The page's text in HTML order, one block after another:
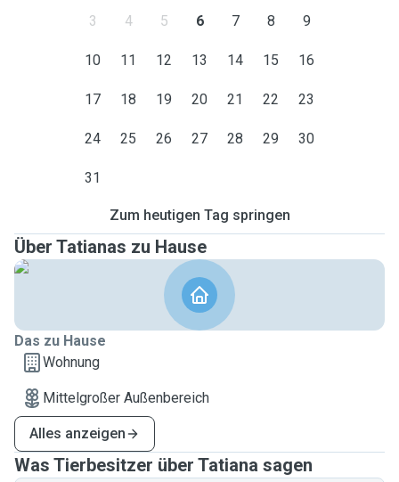
3 4 5 6 7 8 9
10 11 12 13 14 15 16
17 18 19 20 21 22 23
24 25 26 27 28 29 30
31
Zum heutigen Tag springen
Über Tatianas zu Hause
Das zu Hause
Wohnung
Mittelgroßer Außenbereich
Alles anzeigen
Was Tierbesitzer über Tatiana sagen